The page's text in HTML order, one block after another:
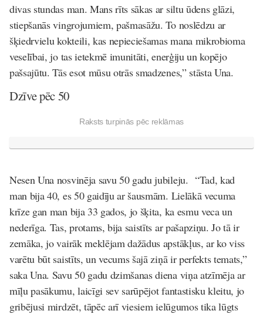
divas stundas man. Mans rīts sākas ar siltu ūdens glāzi,
stiepšanās vingrojumiem, pašmasāžu. To noslēdzu ar
šķiedrvielu kokteili, kas nepieciešamas mana mikrobioma
veselībai, jo tas ietekmē imunitāti, enerģiju un kopējo
pašsajūtu. Tās esot mūsu otrās smadzenes,” stāsta Una.
Dzīve pēc 50
Raksts turpinās pēc reklāmas
Nesen Una nosvinēja savu 50 gadu jubileju. “Tad, kad
man bija 40, es 50 gaidīju ar šausmām. Lielākā vecuma
krīze gan man bija 33 gados, jo šķita, ka esmu veca un
nederīga. Tas, protams, bija saistīts ar pašapziņu. Jo tā ir
zemāka, jo vairāk meklējam dažādus apstākļus, ar ko viss
varētu būt saistīts, un vecums šajā ziņā ir perfekts temats,”
saka Una. Savu 50 gadu dzimšanas diena viņa atzīmēja ar
mīļu pasākumu, laicīgi sev sarūpējot fantastisku kleitu, jo
gribējusi mirdzēt, tāpēc arī viesiem ielūgumos tika lūgts